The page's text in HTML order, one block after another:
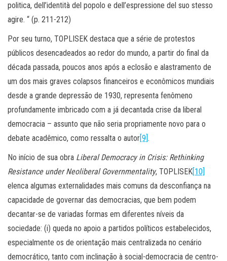
politica, dell’identità del popolo e dell’espressione del suo stesso
agire. “ (p. 211-212)
Por seu turno, TOPLISEK destaca que a série de protestos
públicos desencadeados ao redor do mundo, a partir do final da
década passada, poucos anos após a eclosão e alastramento de
um dos mais graves colapsos financeiros e econômicos mundiais
desde a grande depressão de 1930, representa fenômeno
profundamente imbricado com a já decantada crise da liberal
democracia – assunto que não seria propriamente novo para o
debate acadêmico, como ressalta o autor[9].
No início de sua obra Liberal Democracy in Crisis: Rethinking
Resistance under Neoliberal Governmentality, TOPLISEK[10]
elenca algumas externalidades mais comuns da desconfiança na
capacidade de governar das democracias, que bem podem
decantar-se de variadas formas em diferentes níveis da
sociedade: (i) queda no apoio a partidos políticos estabelecidos,
especialmente os de orientação mais centralizada no cenário
democrático, tanto com inclinação à social-democracia de centro-